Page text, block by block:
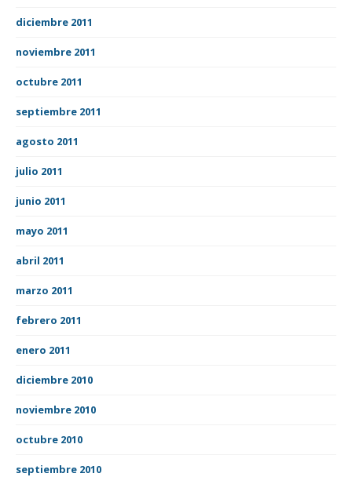
diciembre 2011
noviembre 2011
octubre 2011
septiembre 2011
agosto 2011
julio 2011
junio 2011
mayo 2011
abril 2011
marzo 2011
febrero 2011
enero 2011
diciembre 2010
noviembre 2010
octubre 2010
septiembre 2010